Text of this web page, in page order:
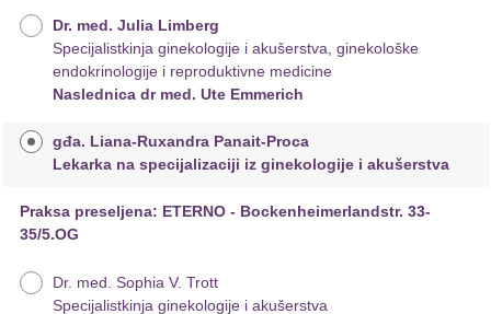
Dr. med. Julia Limberg
Specijalistkinja ginekologije i akušerstva, ginekološke
endokrinologije i reproduktivne medicine
Naslednica dr med. Ute Emmerich
gđa. Liana-Ruxandra Panait-Proca
Lekarka na specijalizaciji iz ginekologije i akušerstva
Praksa preseljena: ETERNO - Bockenheimerlandstr. 33-
35/5.OG
Dr. med. Sophia V. Trott
Specijalistkinja ginekologije i akušerstva